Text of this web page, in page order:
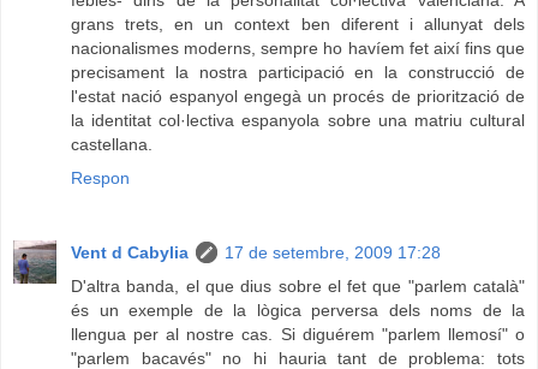
grans trets, en un context ben diferent i allunyat dels
nacionalismes moderns, sempre ho havíem fet així fins que
precisament la nostra participació en la construcció de
l'estat nació espanyol engegà un procés de priorització de
la identitat col·lectiva espanyola sobre una matriu cultural
castellana.
Respon
Vent d Cabylia
17 de setembre, 2009 17:28
D'altra banda, el que dius sobre el fet que "parlem català"
és un exemple de la lògica perversa dels noms de la
llengua per al nostre cas. Si diguérem "parlem llemosí" o
"parlem bacavés" no hi hauria tant de problema: tots